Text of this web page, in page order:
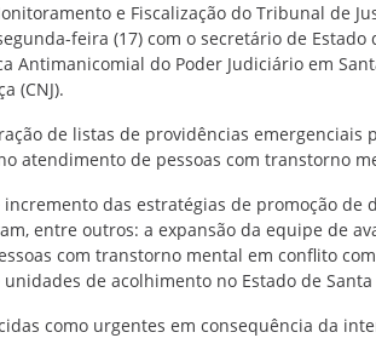
e Fiscalização do Tribunal de
feira (17) com o secretário de Estado
Antimanicomial do Poder Judiciário em
(CNJ).
de listas de providências emergenciais
atendimento de pessoas com transtorno
das estratégias de promoção de
entre outros: a expansão da equipe de
com transtorno mental em conflito
de acolhimento no Estado de
como urgentes em consequência da